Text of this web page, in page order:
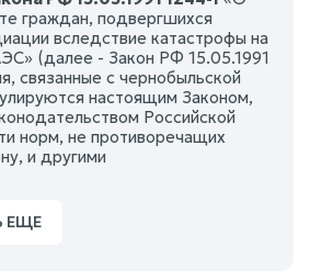
граждан, подвергшихся
вследствие катастрофы на
(далее - Закон РФ 15.05.1991
связанные с чернобыльской
настоящим Законом,
Российской
норм, не противоречащих
и другими
ЕЩЕ